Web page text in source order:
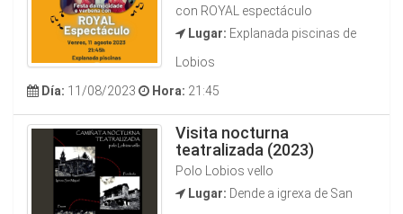
con ROYAL espectáculo
Lugar: Explanada piscinas de
Lobios
Día: 11/08/2023 Hora: 21:45
Visita nocturna
teatralizada (2023)
Polo Lobios vello
Lugar: Dende a igrexa de San